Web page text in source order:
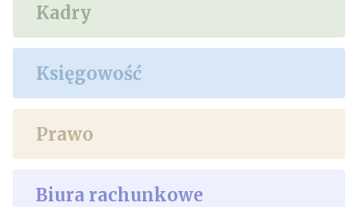
Kadry
Księgowość
Prawo
Biura rachunkowe